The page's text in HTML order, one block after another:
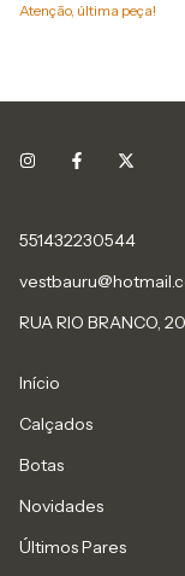
Atenção, última peça!
551432230544
RUA RIO BRANCO,
Início
Calçados
Botas
Novidades
Últimos Pares